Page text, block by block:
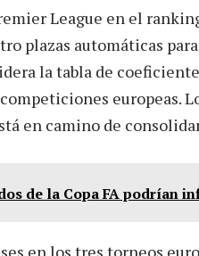
League en el
plazas automáticas
la tabla de
europeas.
en camino de
de la Copa FA podrían
en los tres torneos